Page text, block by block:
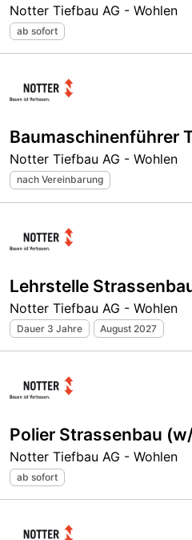
Notter Tiefbau AG - Wohlen
ab sofort
Baumaschinenführer
Notter Tiefbau AG - Wohlen
nach Vereinbarung
Lehrstelle
Notter Tiefbau AG - Wohlen
Dauer 3 Jahre August 2027
Polier Strassenbau
Notter Tiefbau AG - Wohlen
ab sofort